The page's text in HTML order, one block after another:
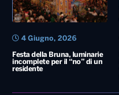
Festa della Bruna, luminarie
incomplete per il “no” di un
residente
4 Giugno, 2026